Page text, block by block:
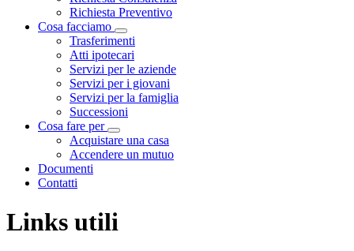
Richiesta Preventivo
Cosa facciamo
Visualizza menù di secondo livello
Trasferimenti
Atti ipotecari
Servizi per le aziende
Servizi per i giovani
Servizi per la famiglia
Successioni
Cosa fare per
Visualizza menù di secondo livello
Acquistare una casa
Accendere un mutuo
Documenti
Contatti
Links utili